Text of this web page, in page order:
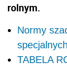
rolnym.
Normy
TABELA